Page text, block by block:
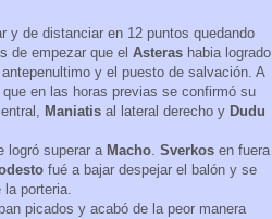
y de distanciar en 12 puntos quedando
de empezar que el Asteras habia logrado
y el puesto de salvación. A
que en las horas previas se confirmó su
Maniatis al lateral derecho y Dudu
logró superar a Macho Sverkos en fuera
fué a bajar despejar el balón y se
la porteria.
picados y acabó de la peor manera